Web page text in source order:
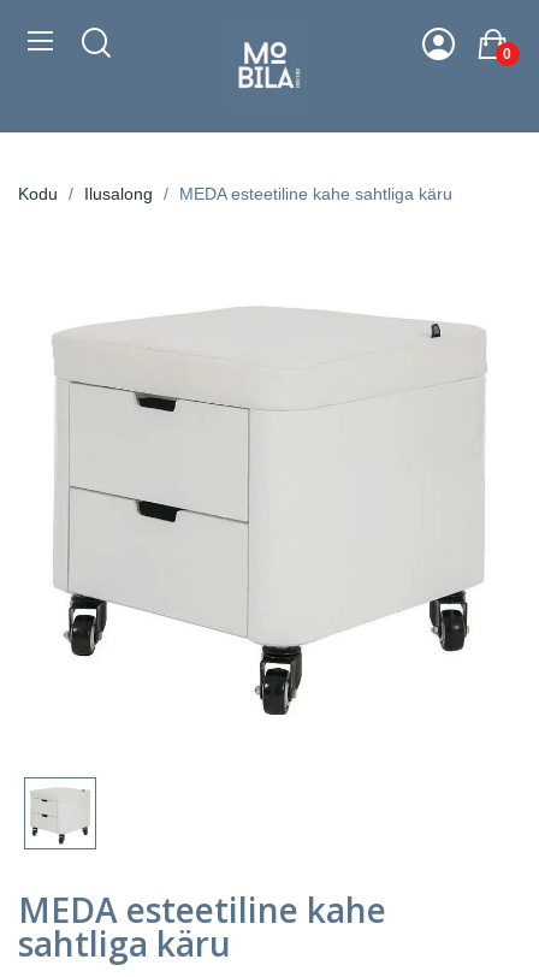
0
Kodu Ilusalong MEDA esteetiline kahe sahtliga käru
MEDA esteetiline kahe
sahtliga käru